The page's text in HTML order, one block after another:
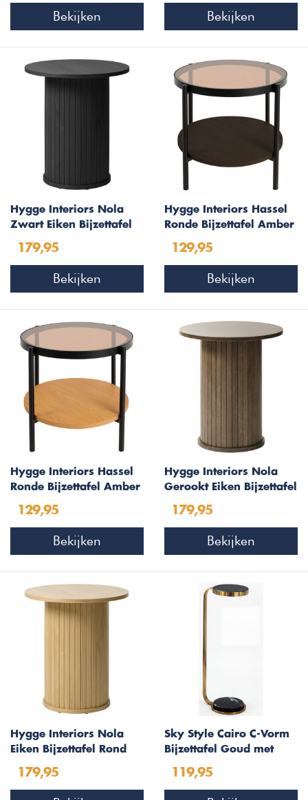
Bekijken Bekijken
Hygge Interiors Nola
Zwart Eiken Bijzettafel
179,95
Bekijken
Hygge Interiors Hassel
Ronde Bijzettafel Amber
129,95
Bekijken
Hygge Interiors Hassel
Ronde Bijzettafel Amber
129,95
Bekijken
Hygge Interiors Nola
Gerookt Eiken Bijzettafel
179,95
Bekijken
Hygge Interiors Nola
Eiken Bijzettafel Rond
179,95
Sky Style Cairo C-Vorm
Bijzettafel Goud met
119,95